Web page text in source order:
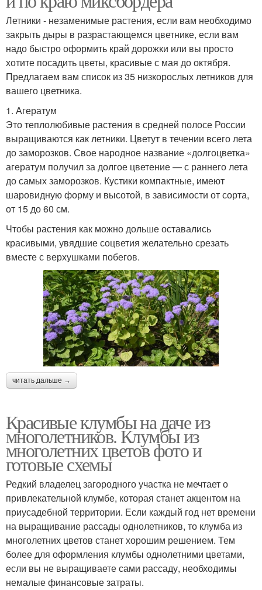
Летники - незаменимые растения, если вам необходимо
закрыть дыры в разрастающемся цветнике, если вам
надо быстро оформить край дорожки или вы просто
хотите посадить цветы, красивые с мая до октября.
Предлагаем вам список из 35 низкорослых летников для
вашего цветника.
1. Агератум
Это теплолюбивые растения в средней полосе России
выращиваются как летники. Цветут в течении всего лета
до заморозков. Свое народное название «долгоцветка»
агератум получил за долгое цветение — с раннего лета
до самых заморозков. Кустики компактные, имеют
шаровидную форму и высотой, в зависимости от сорта,
от 15 до 60 см.
Чтобы растения как можно дольше оставались
красивыми, увядшие соцветия желательно срезать
вместе с верхушками побегов.
читать дальше →
Красивые клумбы на даче из
многолетников. Клумбы из
многолетних цветов фото и
готовые схемы
Редкий владелец загородного участка не мечтает о
привлекательной клумбе, которая станет акцентом на
приусадебной территории. Если каждый год нет времени
на выращивание рассады однолетников, то клумба из
многолетних цветов станет хорошим решением. Тем
более для оформления клумбы однолетними цветами,
если вы не выращиваете сами рассаду, необходимы
немалые финансовые затраты.